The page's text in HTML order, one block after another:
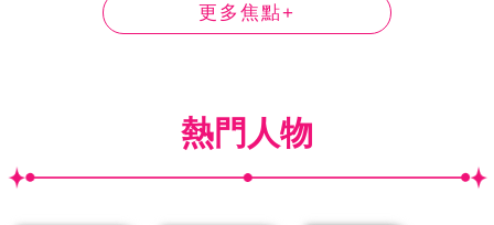
更多焦點+
熱門人物